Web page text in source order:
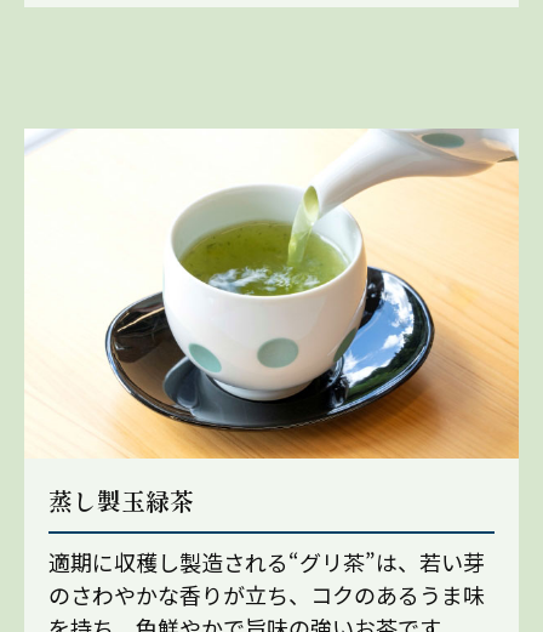
蒸し製玉緑茶
適期に収穫し製造される“グリ茶”は、若い芽
のさわやかな香りが立ち、コクのあるうま味